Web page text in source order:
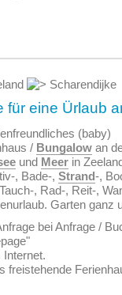
Scharendijke
für eine Ürlaub
(baby)
/ Bungalow an
und Meer in
, Bade-, Strand-,
, Rad-, Reit-,
Garten ganz
bei Anfrage /
Internet.
freistehende